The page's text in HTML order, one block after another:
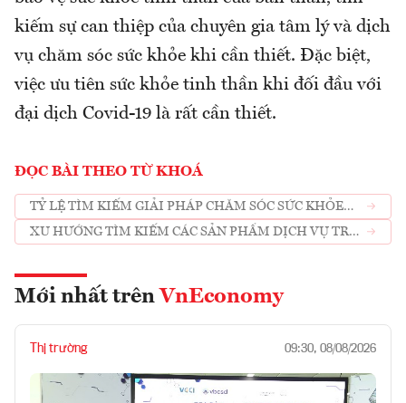
kiếm sự can thiệp của chuyên gia tâm lý và dịch
vụ chăm sóc sức khỏe khi cần thiết. Đặc biệt,
việc ưu tiên sức khỏe tinh thần khi đối đầu với
đại dịch Covid-19 là rất cần thiết.
ĐỌC BÀI THEO TỪ KHOÁ
TỶ LỆ TÌM KIẾM GIẢI PHÁP CHĂM SÓC SỨC KHỎE
TINH THẦN TĂNG VỌT
XU HƯỚNG TÌM KIẾM CÁC SẢN PHẨM DỊCH VỤ TRÊN
Mới nhất trên VnEconomy
Thị trường 09:30, 08/08/2026